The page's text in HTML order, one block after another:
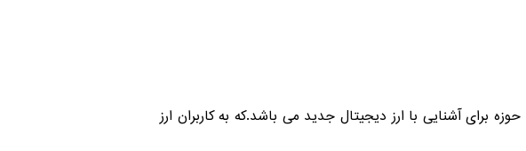
برای آشنایی با ارز دیجیتال جدید می باشد.که به کاربران ارز